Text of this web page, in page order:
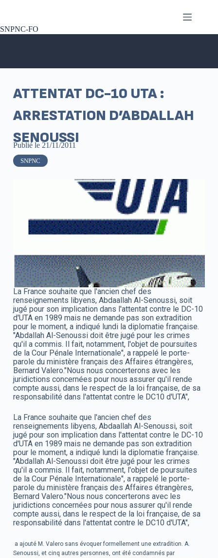
SNPNC-FO
ATTENTAT DC-10 UTA :
ARRESTATION D’ABDALLAH
SENOUSSI
Publié le 21/11/2011
SNPNC
La France souhaite que l'ancien chef des
renseignements libyens, Abdaallah Al-Senoussi, soit
jugé pour son implication dans l'attentat contre le DC-10
d'UTA en 1989 mais ne demande pas son extradition
pour le moment, a indiqué lundi la diplomatie française.
"Abdallah Al-Senoussi doit être jugé pour les crimes
qu'il a commis. Il fait, notamment, l'objet de poursuites
de la Cour Pénale Internationale", a rappelé le porte-
parole du ministère français des Affaires étrangères,
Bernard Valero."Nous nous concerterons avec les
juridictions concernées pour nous assurer qu'il rende
compte aussi, dans le respect de la loi française, de sa
responsabilité dans l'attentat contre le DC10 d'UTA",
La France souhaite que l'ancien chef des
renseignements libyens, Abdaallah Al-Senoussi, soit
jugé pour son implication dans l'attentat contre le DC-10
d'UTA en 1989 mais ne demande pas son extradition
pour le moment, a indiqué lundi la diplomatie française.
"Abdallah Al-Senoussi doit être jugé pour les crimes
qu'il a commis. Il fait, notamment, l'objet de poursuites
de la Cour Pénale Internationale", a rappelé le porte-
parole du ministère français des Affaires étrangères,
Bernard Valero."Nous nous concerterons avec les
juridictions concernées pour nous assurer qu'il rende
compte aussi, dans le respect de la loi française, de sa
responsabilité dans l'attentat contre le DC10 d'UTA",
a ajouté M. Valero sans évoquer formellement une extradition. A.
Senoussi, et cinq autres personnes, ont été condamnés par